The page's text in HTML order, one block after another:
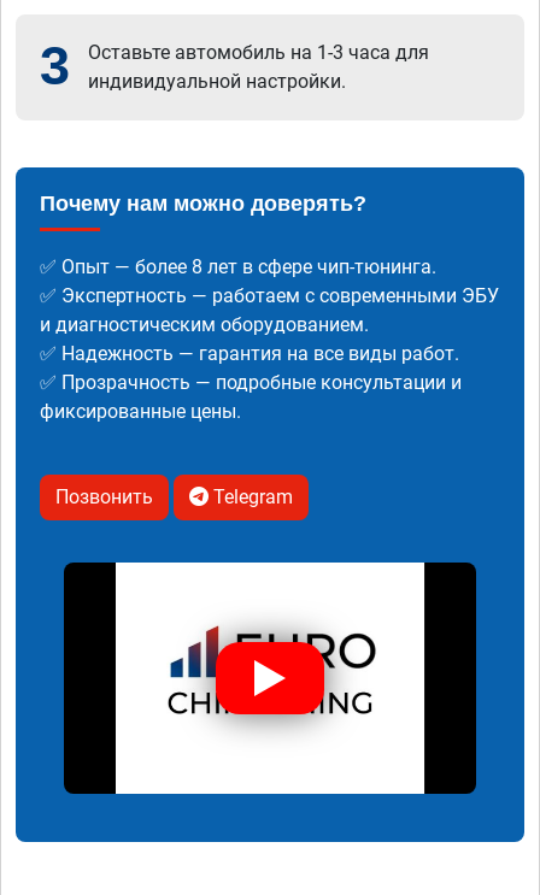
3
Оставьте автомобиль на 1-3 часа для
индивидуальной настройки.
Почему нам можно доверять?
✅ Опыт — более 8 лет в сфере чип-тюнинга.
✅ Экспертность — работаем с современными ЭБУ
и диагностическим оборудованием.
✅ Надежность — гарантия на все виды работ.
✅ Прозрачность — подробные консультации и
фиксированные цены.
Позвонить Telegram